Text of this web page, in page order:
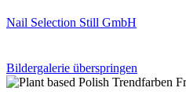
Nail Selection Still GmbH
Bildergalerie überspringen